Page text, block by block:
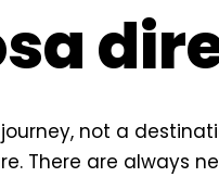
journey, not a
There are always